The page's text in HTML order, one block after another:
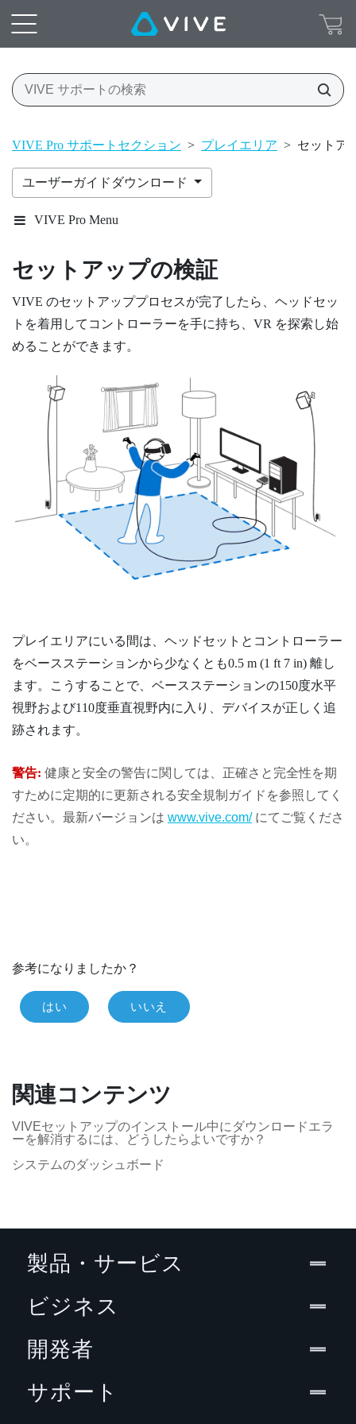
VIVE Pro サポートセクション > プレイエリア > セットア
ユーザーガイドダウンロード
VIVE Pro Menu
セットアップの検証
VIVE のセットアッププロセスが完了したら、ヘッドセッ
トを着用してコントローラーを手に持ち、VR を探索し始
めることができます。
プレイエリアにいる間は、ヘッドセットとコントローラー
をベースステーションから少なくとも0.5 m (1 ft 7 in) 離し
ます。こうすることで、ベースステーションの150度水平
視野および110度垂直視野内に入り、デバイスが正しく追
跡されます。
警告: 健康と安全の警告に関しては、正確さと完全性を期
すために定期的に更新される安全規制ガイドを参照してく
ださい。最新バージョンは www.vive.com/にてご覧くださ
い。
参考になりましたか？
はい いいえ
関連コンテンツ
VIVEセットアップのインストール中にダウンロードエラ
ーを解消するには、どうしたらよいですか？
システムのダッシュボード
製品・サービス
ビジネス
開発者
サポート